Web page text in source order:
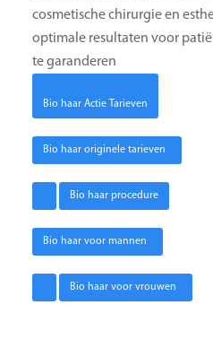
cosmetische chirurgie en
optimale resultaten voor
te garanderen
Bio haar Actie Tarieven
Bio haar originele tarieven
Bio haar procedure
Bio haar voor mannen
Bio haar voor vrouwen